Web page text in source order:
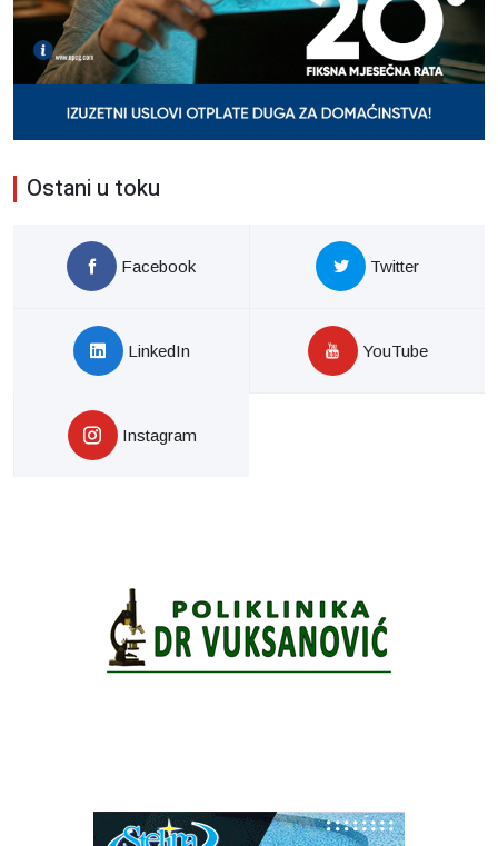
Ostani u toku
Facebook Twitter
LinkedIn YouTube
Instagram